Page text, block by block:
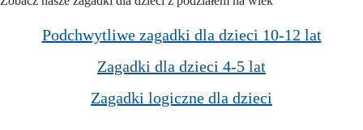
Podchwytliwe zagadki dla dzieci 10-12 lat
Zagadki dla dzieci 4-5 lat
Zagadki logiczne dla dzieci